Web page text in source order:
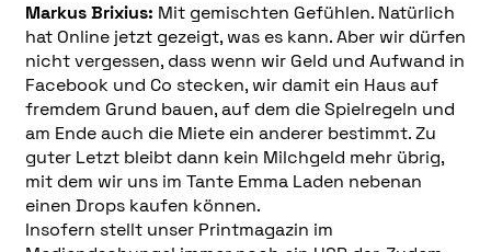
Markus Brixius: Mit gemischten Gefühlen. Natürlich
hat Online jetzt gezeigt, was es kann. Aber wir dürfen
nicht vergessen, dass wenn wir Geld und Aufwand in
Facebook und Co stecken, wir damit ein Haus auf
fremdem Grund bauen, auf dem die Spielregeln und
am Ende auch die Miete ein anderer bestimmt. Zu
guter Letzt bleibt dann kein Milchgeld mehr übrig,
mit dem wir uns im Tante Emma Laden nebenan
einen Drops kaufen können.
Insofern stellt unser Printmagazin im